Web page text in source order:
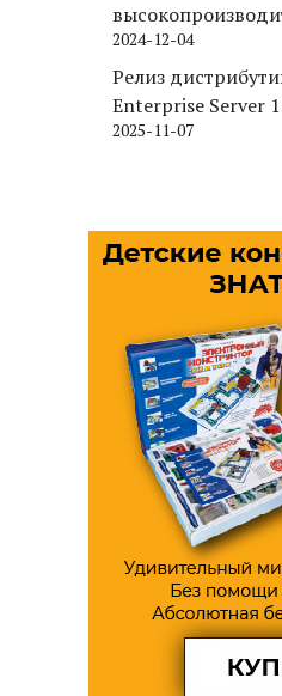
движка хранения
2024-12-04
Релиз
Enterprise Server
2025-11-07